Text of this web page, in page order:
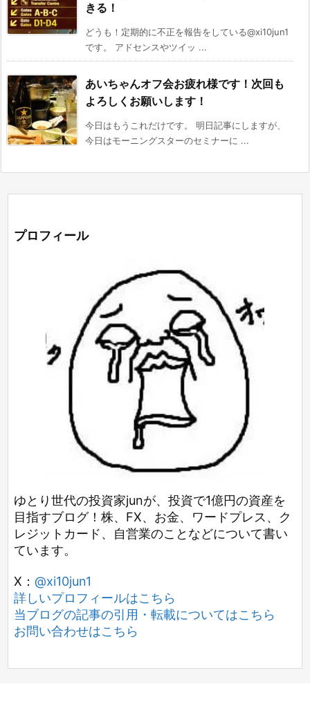
きる！
どうも！定期的に不正を報告をしている@xi10jun1
です。 アドセンスやツイッ ...
あいちゃんオフ会お疲れ様です！次回も
よろしくお願いします！
今日はもうこれだけです。 明日記事にしますが、
今日はモーニングスターのセミナーに ...
プロフィール
ゆとり世代の投資家junが、投資で1億円の資産を
目指すブログ！株、FX、お金、ワードプレス、ク
レジットカード、自営業のことなどについて書い
ています。
X： @xi10jun1
詳しいプロフィールはこちら
当ブログの記事の引用・転載についてはこちら
お問い合わせはこちら